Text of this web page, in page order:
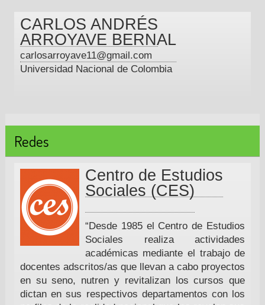
CARLOS ANDRÉS
ARROYAVE BERNAL
carlosarroyave11@gmail.com
Universidad Nacional de Colombia
Redes
Centro de Estudios
Sociales (CES)
“Desde 1985 el Centro de Estudios
Sociales realiza actividades
académicas mediante el trabajo de
docentes adscritos/as que llevan a cabo proyectos
en su seno, nutren y revitalizan los cursos que
dictan en sus respectivos departamentos con los